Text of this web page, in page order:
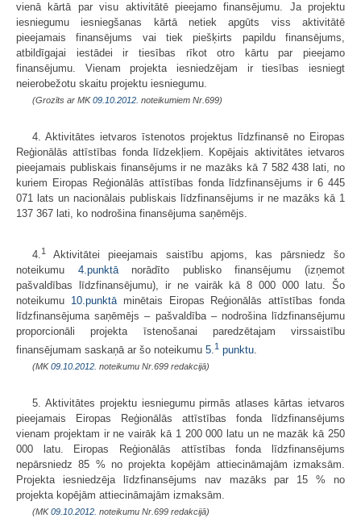
vienā kārtā par visu aktivitātē pieejamo finansējumu. Ja projektu
iesniegumu iesniegšanas kārtā netiek apgūts viss aktivitātē
pieejamais finansējums vai tiek piešķirts papildu finansējums,
atbildīgajai iestādei ir tiesības rīkot otro kārtu par pieejamo
finansējumu. Vienam projekta iesniedzējam ir tiesības iesniegt
neierobežotu skaitu projektu iesniegumu.
(Grozīts ar MK09.10.2012. noteikumiem Nr.699)
4. Aktivitātes ietvaros īstenotos projektus līdzfinansē no Eiropas
Reģionālās attīstības fonda līdzekļiem. Kopējais aktivitātes ietvaros
pieejamais publiskais finansējums ir ne mazāks kā 7 582 438 lati, no
kuriem Eiropas Reģionālās attīstības fonda līdzfinansējums ir 6 445
071 lats un nacionālais publiskais līdzfinansējums ir ne mazāks kā 1
137 367 lati, ko nodrošina finansējuma saņēmējs.
4. 1
Aktivitātei pieejamais saistību apjoms, kas pārsniedz šo
noteikumu 4.punktānorādīto publisko finansējumu (izņemot
pašvaldības līdzfinansējumu), ir ne vairāk kā 8 000 000 latu. Šo
noteikumu 10.punktāminētais Eiropas Reģionālās attīstības fonda
līdzfinansējuma saņēmējs – pašvaldība – nodrošina līdzfinansējumu
proporcionāli projekta īstenošanai paredzētajam virssaistību
finansējumam saskaņā ar šo noteikumu 5.1 punktu.
(MK09.10.2012. noteikumu Nr.699 redakcijā)
5. Aktivitātes projektu iesniegumu pirmās atlases kārtas ietvaros
pieejamais Eiropas Reģionālās attīstības fonda līdzfinansējums
vienam projektam ir ne vairāk kā 1 200 000 latu un ne mazāk kā 250
000 latu. Eiropas Reģionālās attīstības fonda līdzfinansējums
nepārsniedz 85 % no projekta kopējām attiecināmajām izmaksām.
Projekta iesniedzēja līdzfinansējums nav mazāks par 15 % no
projekta kopējām attiecināmajām izmaksām.
(MK09.10.2012. noteikumu Nr.699 redakcijā)